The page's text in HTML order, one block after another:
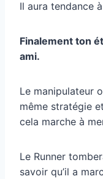
Il aura tendance
Finalement ton
ami.
Le manipulateur
même stratégie
cela marche à
Le Runner
savoir qu’il a